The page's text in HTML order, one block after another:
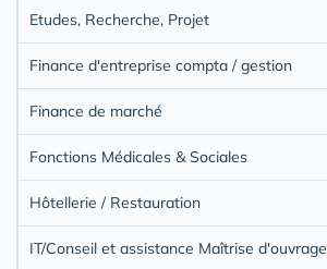
Etudes, Recherche, Projet
Finance d'entreprise compta / gestion
Finance de marché
Fonctions Médicales & Sociales
Hôtellerie / Restauration
IT/Conseil et assistance Maîtrise d'ouvrage